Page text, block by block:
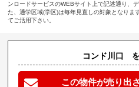
ンロードサービスのWEBサイト上で記述通り、
た、通学区域(学区)は毎年見直しの対象となりま
てご活用下さい。
コンド川口
この物件が売り出